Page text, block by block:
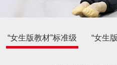
“女生版教材”标准级 “女生